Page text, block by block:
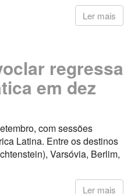
Ler mais
regressa
em dez
com sessões
Latina. Entre os destinos
Varsóvia, Berlim,
Ler mais